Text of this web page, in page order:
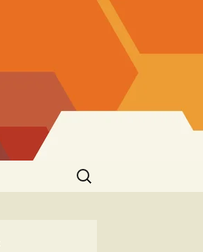
Search
for: